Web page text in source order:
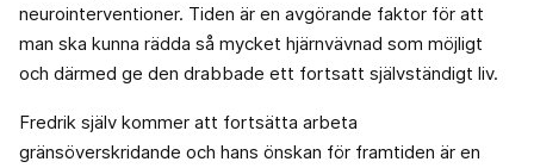
neurointerventioner. Tiden är en avgörande faktor för att
man ska kunna rädda så mycket hjärnvävnad som möjligt
och därmed ge den drabbade ett fortsatt självständigt liv.
Fredrik själv kommer att fortsätta arbeta
gränsöverskridande och hans önskan för framtiden är en